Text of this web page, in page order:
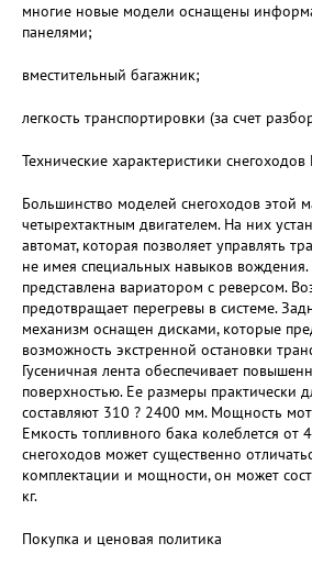
многие новые модели оснащены
панелями;
вместительный багажник;
легкость транспортировки (за счет
Технические характеристики
Большинство моделей снегоходов этой
четырехтактным двигателем. На них
автомат, которая позволяет управлять
не имея специальных навыков вождения.
представлена вариатором с реверсом.
предотвращает перегревы в системе.
механизм оснащен дисками, которые
возможность экстренной остановки
Гусеничная лента обеспечивает
поверхностью. Ее размеры практически
составляют 310 ? 2400 мм. Мощность
Емкость топливного бака колеблется от
снегоходов может существенно
комплектации и мощности, он может
кг.
Покупка и ценовая политика